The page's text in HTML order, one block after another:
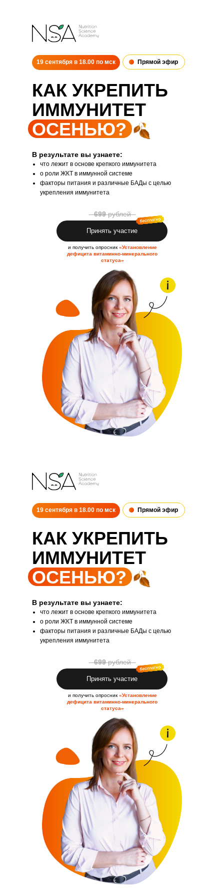
КАК УКРЕПИТЬ
ИММУНИТЕТ
ОСЕНЬЮ?
что лежит в основе крепкого иммунитета
о роли ЖКТ в иммунной системе
факторы питания и различные БАДы с целью
укрепления иммунитета
19 сентября в 18.00 по мск
В результате вы узнаете:
Прямой эфир
Принять участие
⠀699рублей⠀
и получить опросник «Установление
дефицита витаминно-минерального
статуса»
КАК УКРЕПИТЬ
ИММУНИТЕТ
ОСЕНЬЮ?
что лежит в основе крепкого иммунитета
о роли ЖКТ в иммунной системе
факторы питания и различные БАДы с целью
укрепления иммунитета
19 сентября в 18.00 по мск
В результате вы узнаете:
Прямой эфир
Принять участие
⠀699рублей⠀
и получить опросник «Установление
дефицита витаминно-минерального
статуса»